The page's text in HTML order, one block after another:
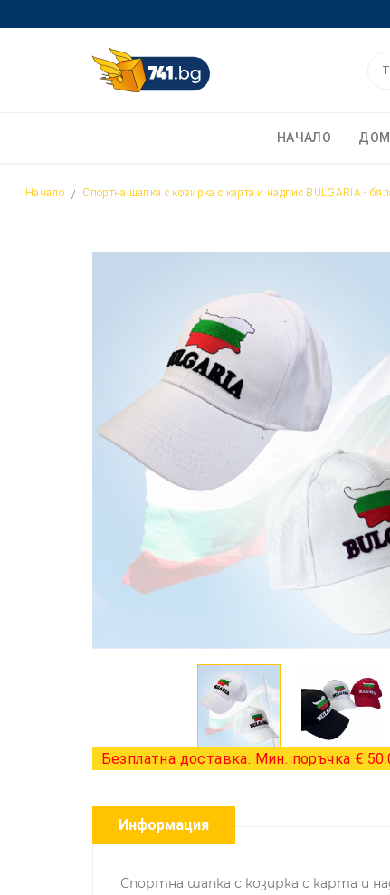
НАЧАЛО ДОМ
Начало Спортна шапка с козирка с карта и надпис BULGARIA -
Безплатна доставка. Мин. поръчка €
Информация
Спортна шапка с козирка с карта и